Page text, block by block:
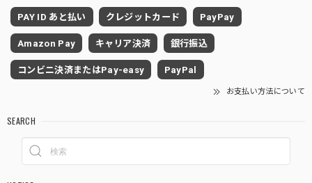
PAY ID あと払い クレジットカード PayPay
Amazon Pay キャリア決済 銀行振込
コンビニ決済またはPay-easy PayPal
お支払い方法について
SEARCH